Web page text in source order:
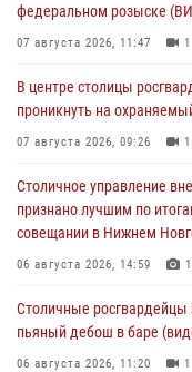
федеральном розыске
07 августа 2026, 11:47 1
В центре столицы
проникнуть на
07 августа 2026, 09:26 1
Столичное управление
признано лучшим по
совещании в Нижнем
06 августа 2026, 14:59
Столичные росгвардейцы
пьяный дебош в баре
06 августа 2026, 11:20 1